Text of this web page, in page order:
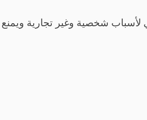
شخصية وغير تجارية ويمنع